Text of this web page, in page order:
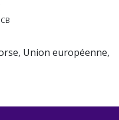
Union européenne,